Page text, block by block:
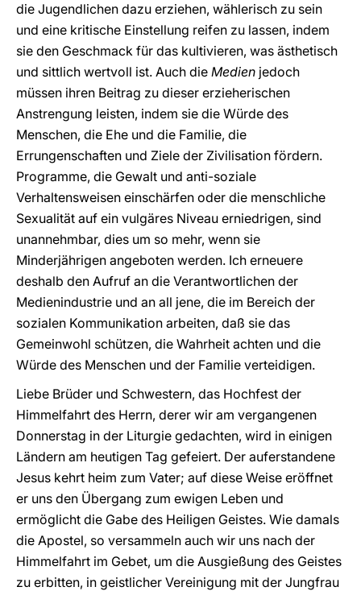
die Jugendlichen dazu erziehen, wählerisch zu sein
und eine kritische Einstellung reifen zu lassen, indem
sie den Geschmack für das kultivieren, was ästhetisch
und sittlich wertvoll ist. Auch die Medien jedoch
müssen ihren Beitrag zu dieser erzieherischen
Anstrengung leisten, indem sie die Würde des
Menschen, die Ehe und die Familie, die
Errungenschaften und Ziele der Zivilisation fördern.
Programme, die Gewalt und anti-soziale
Verhaltensweisen einschärfen oder die menschliche
Sexualität auf ein vulgäres Niveau erniedrigen, sind
unannehmbar, dies um so mehr, wenn sie
Minderjährigen angeboten werden. Ich erneuere
deshalb den Aufruf an die Verantwortlichen der
Medienindustrie und an all jene, die im Bereich der
sozialen Kommunikation arbeiten, daß sie das
Gemeinwohl schützen, die Wahrheit achten und die
Würde des Menschen und der Familie verteidigen.
Liebe Brüder und Schwestern, das Hochfest der
Himmelfahrt des Herrn, derer wir am vergangenen
Donnerstag in der Liturgie gedachten, wird in einigen
Ländern am heutigen Tag gefeiert. Der auferstandene
Jesus kehrt heim zum Vater; auf diese Weise eröffnet
er uns den Übergang zum ewigen Leben und
ermöglicht die Gabe des Heiligen Geistes. Wie damals
die Apostel, so versammeln auch wir uns nach der
Himmelfahrt im Gebet, um die Ausgießung des Geistes
zu erbitten, in geistlicher Vereinigung mit der Jungfrau